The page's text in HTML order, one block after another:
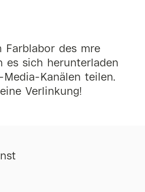
Farblabor des mre
es sich herunterladen
Kanälen teilen.
Verlinkung!